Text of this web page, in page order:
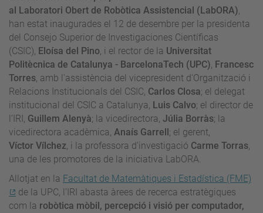
al Laboratori Obert de Robòtica Assistencial (LabORA),
han estat inaugurades el 12 de desembre per la presidenta
del Consejo Superior de Investigaciones Científicas
(CSIC), Eloísa del Pino, i el rector de la Universitat
Politècnica de Catalunya - BarcelonaTech (UPC), Francesc
Torres, amb l'assistència del vicepresident d'Organització i
Relacions Institucionals del CSIC, Carlos Closa; el delegat
institucional del CSIC a Catalunya, Luis Calvo; el director de
l’IRI, Guillem Alenyà; la vicedirectora, Júlia Borràs; la
vicedirectora acadèmica, Anaís Garrell ; el gerent,
Víctor Vílchez, i la professora d’investigació Carme Torras,
una de les promotores de la iniciativa LabORA.
Allotjat en la Facultat de Matemàtiques i Estadística (FME)
de la UPC, l’IRI abasta àrees de recerca estratègiques
com la robòtica mòbil, percepció i visió per computador,